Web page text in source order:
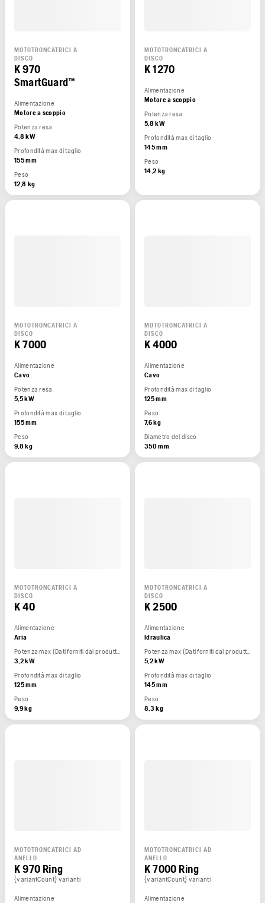
MOTOTRONCATRICI A
DISCO
K 970
SmartGuard™
Alimentazione
Motore a scoppio
Potenza resa
4,8 kW
Profondità max di taglio
155 mm
Peso
12,8 kg
MOTOTRONCATRICI A
DISCO
K 1270
Alimentazione
Motore a scoppio
Potenza resa
5,8 kW
Profondità max di taglio
145 mm
Peso
14,2 kg
MOTOTRONCATRICI A
DISCO
K 7000
Alimentazione
Cavo
Potenza resa
5,5 kW
Profondità max di taglio
155 mm
Peso
9,8 kg
MOTOTRONCATRICI A
DISCO
K 4000
Alimentazione
Cavo
Profondità max di taglio
125 mm
Peso
7,6 kg
Diametro del disco
350 mm
MOTOTRONCATRICI A
DISCO
K 40
Alimentazione
Aria
Potenza max (Dati forniti dal produttore del motore)
3,2 kW
Profondità max di taglio
125 mm
Peso
9,9 kg
MOTOTRONCATRICI A
DISCO
K 2500
Alimentazione
Idraulica
Potenza max (Dati forniti dal produttore del motore)
5,2 kW
Profondità max di taglio
145 mm
Peso
8,3 kg
MOTOTRONCATRICI AD
ANELLO
K 970 Ring
{variantCount} varianti
Alimentazione
MOTOTRONCATRICI AD
ANELLO
K 7000 Ring
{variantCount} varianti
Alimentazione